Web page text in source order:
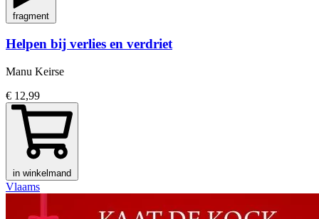
fragment
Helpen bij verlies en verdriet
Manu Keirse
€ 12,99
in winkelmand
Vlaams